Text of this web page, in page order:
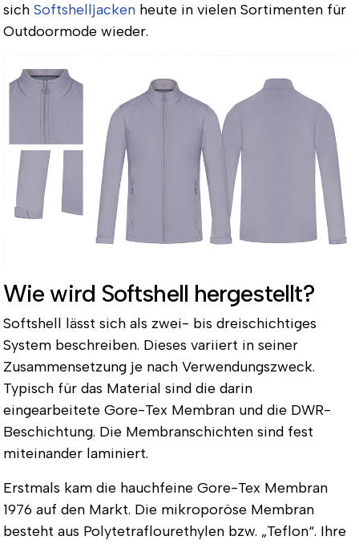
sich Softshelljacken heute in vielen Sortimenten für
Outdoormode wieder.
Wie wird Softshell hergestellt?
Softshell lässt sich als zwei- bis dreischichtiges
System beschreiben. Dieses variiert in seiner
Zusammensetzung je nach Verwendungszweck.
Typisch für das Material sind die darin
eingearbeitete Gore-Tex Membran und die DWR-
Beschichtung. Die Membranschichten sind fest
miteinander laminiert.
Erstmals kam die hauchfeine Gore-Tex Membran
1976 auf den Markt. Die mikroporöse Membran
besteht aus Polytetraflourethylen bzw. „Teflon“. Ihre